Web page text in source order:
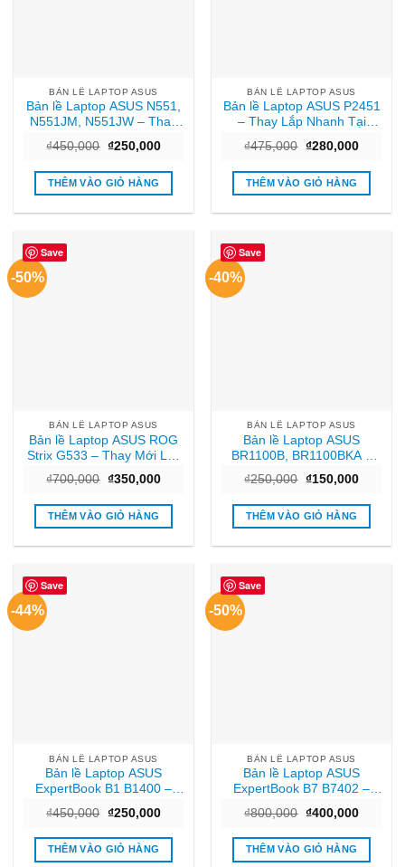
BẢN LỀ LAPTOP ASUS
Bản lề Laptop ASUS N551,
N551JM, N551JW – Thay
₫450,000 Giá
là:
₫450,000.
₫250,000Giá
tại
₫250,000.
THÊM VÀO GIỎ HÀNG
BẢN LỀ LAPTOP ASUS
Bản lề Laptop ASUS P2451
– Thay Lắp Nhanh Tại
₫475,000 Giá
là:
₫475,000.
₫280,000Giá
tại
THÊM VÀO GIỎ HÀNG
Save
-50%
BẢN LỀ LAPTOP ASUS
Bản lề Laptop ASUS ROG
Strix G533 – Thay Mới Lấy
₫700,000 Giá
là:
₫700,000.
₫350,000Giá
tại
₫350,000.
THÊM VÀO GIỎ HÀNG
Save
-40%
BẢN LỀ LAPTOP ASUS
Bản lề Laptop ASUS
BR1100B, BR1100BKA –
Lấy Liền
₫250,000 Giá
là:
₫250,000.
₫150,000Giá
tại
THÊM VÀO GIỎ HÀNG
Save
-44%
BẢN LỀ LAPTOP ASUS
Bản lề Laptop ASUS
ExpertBook B1 B1400 –
TPHCM
₫450,000 Giá
là:
₫450,000.
₫250,000Giá
tại
₫250,000.
THÊM VÀO GIỎ HÀNG
Save
-50%
BẢN LỀ LAPTOP ASUS
Bản lề Laptop ASUS
ExpertBook B7 B7402 –
TPHCM
₫800,000 Giá
là:
₫800,000.
₫400,000Giá
tại
THÊM VÀO GIỎ HÀNG